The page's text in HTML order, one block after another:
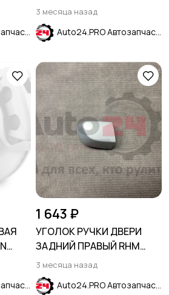
Auto24.PRO Автозапчасти
MALIBU 2016-2018
3 месяца назад
Auto24.PRO Автозапчасти
Auto24.PRO Автозапчасти
1 643 ₽
УГОЛОК РУЧКИ ДВЕРИ
ЗАДНИЙ ПРАВЫЙ RHM
серебро HYUNDAI CRETA
2016-2021
3 месяца назад
Auto24.PRO Автозапчасти